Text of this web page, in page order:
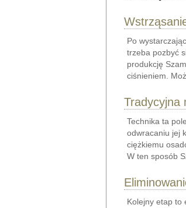
Po
trzeba pozbyć
produkcję
ciśnieniem.
Tradycyjna
Technika ta
odwracaniu jej
ciężkiemu
W ten sposób
Kolejny etap to